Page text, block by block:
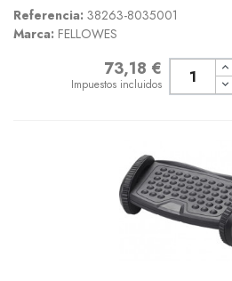
Referencia: 38263-8035001
Marca: FELLOWES
73,18 €
Impuestos incluidos